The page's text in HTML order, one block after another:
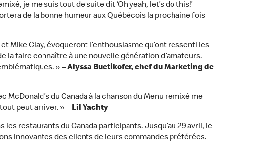
je me suis tout de suite dit ‘Oh yeah, let’s do this!’
de la bonne humeur aux Québécois la prochaine fois
Mike Clay, évoqueront l’enthousiasme qu’ont ressenti les
la faire connaître à une nouvelle génération d’amateurs.
» –Alyssa Buetikofer, chef du Marketing de
du Canada à la chanson du Menu remixé me
peut arriver. » – Lil Yachty
restaurants du Canada participants. Jusqu’au 29 avril, le
innovantes des clients de leurs commandes préférées.